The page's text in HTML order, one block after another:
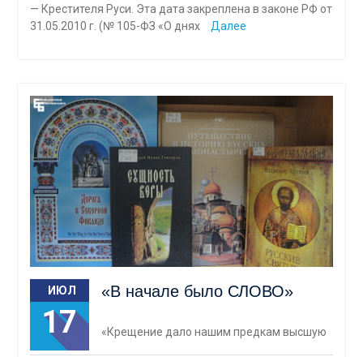
— Крестителя Руси. Эта дата закреплена в законе РФ от
31.05.2010 г. (№ 105-ФЗ «О днях
Далее
ИЮЛ
17
«В начале было СЛОВО»
«Крещение дало нашим предкам высшую